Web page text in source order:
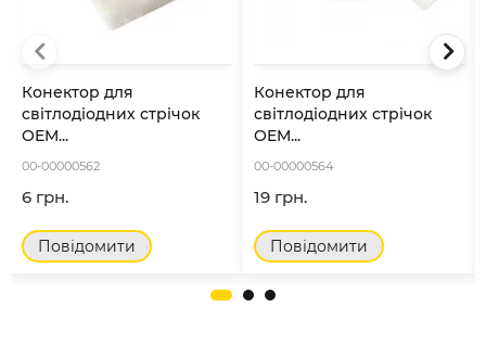
Конектор для
свiтлодiодних стрiчок
OEM...
00-00000562
6 грн.
Повідомити
Конектор для
світлодіодних стрічок
OEM...
00-00000564
19 грн.
Повідомити